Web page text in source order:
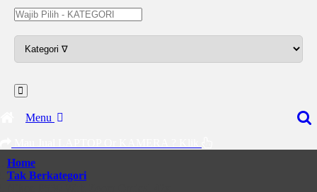
Menu
Home
Tak Berkategori